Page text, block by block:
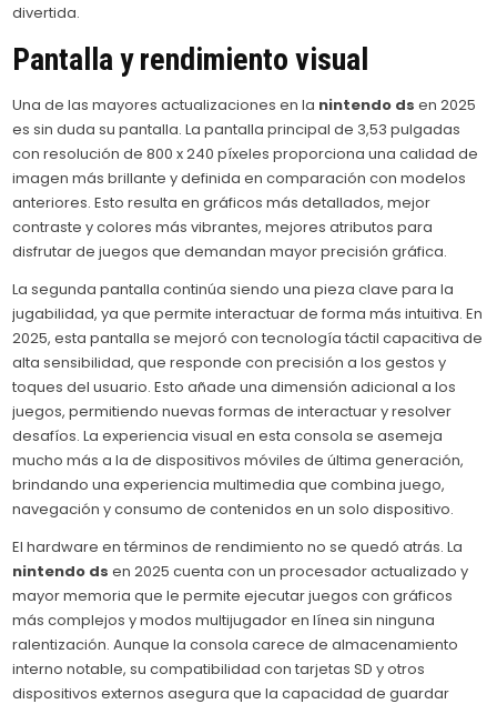
divertida.
Pantalla y rendimiento visual
Una de las mayores actualizaciones en la nintendo ds en 2025
es sin duda su pantalla. La pantalla principal de 3,53 pulgadas
con resolución de 800 x 240 píxeles proporciona una calidad de
imagen más brillante y definida en comparación con modelos
anteriores. Esto resulta en gráficos más detallados, mejor
contraste y colores más vibrantes, mejores atributos para
disfrutar de juegos que demandan mayor precisión gráfica.
La segunda pantalla continúa siendo una pieza clave para la
jugabilidad, ya que permite interactuar de forma más intuitiva. En
2025, esta pantalla se mejoró con tecnología táctil capacitiva de
alta sensibilidad, que responde con precisión a los gestos y
toques del usuario. Esto añade una dimensión adicional a los
juegos, permitiendo nuevas formas de interactuar y resolver
desafíos. La experiencia visual en esta consola se asemeja
mucho más a la de dispositivos móviles de última generación,
brindando una experiencia multimedia que combina juego,
navegación y consumo de contenidos en un solo dispositivo.
El hardware en términos de rendimiento no se quedó atrás. La
nintendo ds en 2025 cuenta con un procesador actualizado y
mayor memoria que le permite ejecutar juegos con gráficos
más complejos y modos multijugador en línea sin ninguna
ralentización. Aunque la consola carece de almacenamiento
interno notable, su compatibilidad con tarjetas SD y otros
dispositivos externos asegura que la capacidad de guardar